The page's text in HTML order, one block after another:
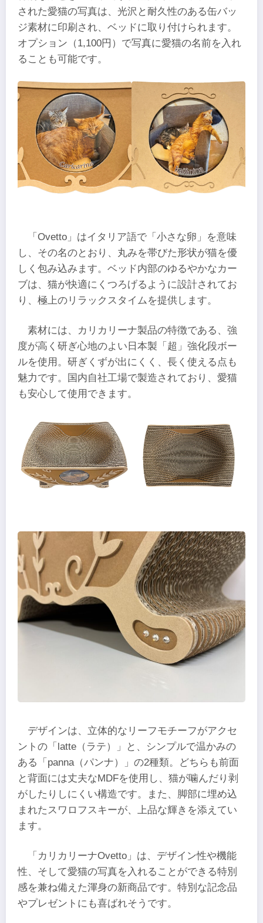
された愛猫の写真は、光沢と耐久性のある缶バッ
ジ素材に印刷され、ベッドに取り付けられます。
オプション（1,100円）で写真に愛猫の名前を入れ
ることも可能です。
「Ovetto」はイタリア語で「小さな卵」を意味
し、その名のとおり、丸みを帯びた形状が猫を優
しく包み込みます。ベッド内部のゆるやかなカー
ブは、猫が快適にくつろげるように設計されてお
り、極上のリラックスタイムを提供します。
素材には、カリカリーナ製品の特徴である、強
度が高く研ぎ心地のよい日本製「超」強化段ボー
ルを使用。研ぎくずが出にくく、長く使える点も
魅力です。国内自社工場で製造されており、愛猫
も安心して使用できます。
デザインは、立体的なリーフモチーフがアクセ
ントの「latte（ラテ）」と、シンプルで温かみの
ある「panna（パンナ）」の2種類。どちらも前面
と背面には丈夫なMDFを使用し、猫が噛んだり剥
がしたりしにくい構造です。また、脚部に埋め込
まれたスワロフスキーが、上品な輝きを添えてい
ます。
「カリカリーナOvetto」は、デザイン性や機能
性、そして愛猫の写真を入れることができる特別
感を兼ね備えた渾身の新商品です。特別な記念品
やプレゼントにも喜ばれそうです。